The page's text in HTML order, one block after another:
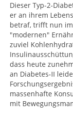
Dieser Typ-2-
er an ihrem
betraf, trifft nun
"modernen"
zuviel
dass heute
an Diabetes-II
massenhafte
mit